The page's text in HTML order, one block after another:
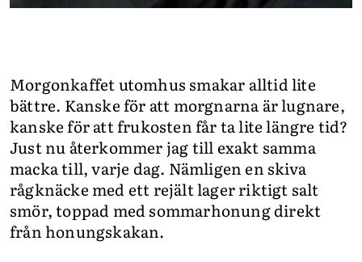
Morgonkaffet utomhus smakar alltid lite
bättre. Kanske för att morgnarna är lugnare,
kanske för att frukosten får ta lite längre tid?
Just nu återkommer jag till exakt samma
macka till, varje dag. Nämligen en skiva
rågknäcke med ett rejält lager riktigt salt
smör, toppad med sommarhonung direkt
från honungskakan.